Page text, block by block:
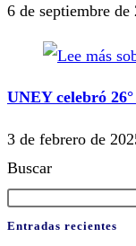
6 de septiembre de
UNEY celebró
3 de febrero de
Buscar
Entradas recientes